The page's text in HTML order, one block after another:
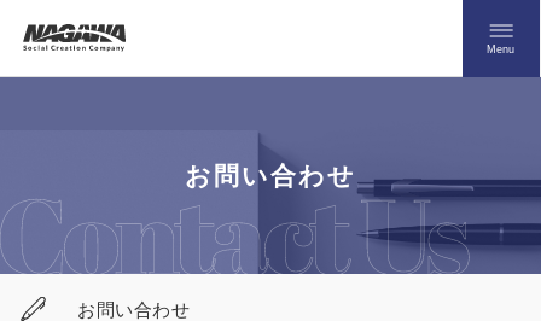
メニュ
Menu
お問い合わせはこちら
お問い合わせ
お問い合わせ